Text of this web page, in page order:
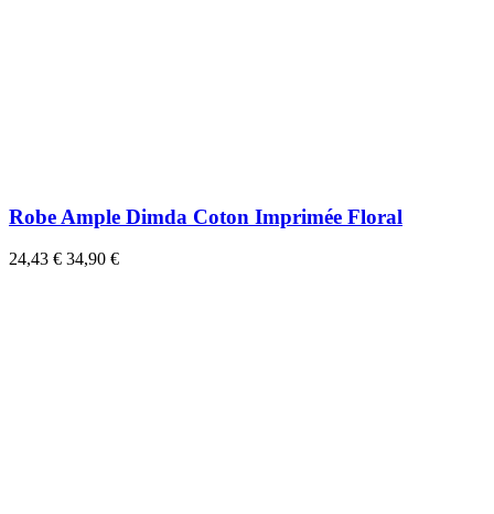
Robe Ample Dimda Coton Imprimée Floral
24,43 € 34,90 €